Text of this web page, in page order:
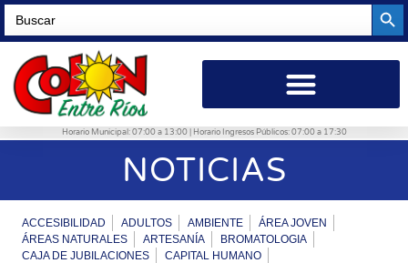
Search
for:
Horario Municipal: 07:00 a 13:00 | Horario Ingresos Públicos: 07:00 a 17:30
NOTICIAS
ACCESIBILIDAD ADULTOS AMBIENTE
ÁREA JOVEN
ÁREAS NATURALES
ARTESANÍA
BROMATOLOGIA
CAJA DE JUBILACIONES
CAPITAL HUMANO